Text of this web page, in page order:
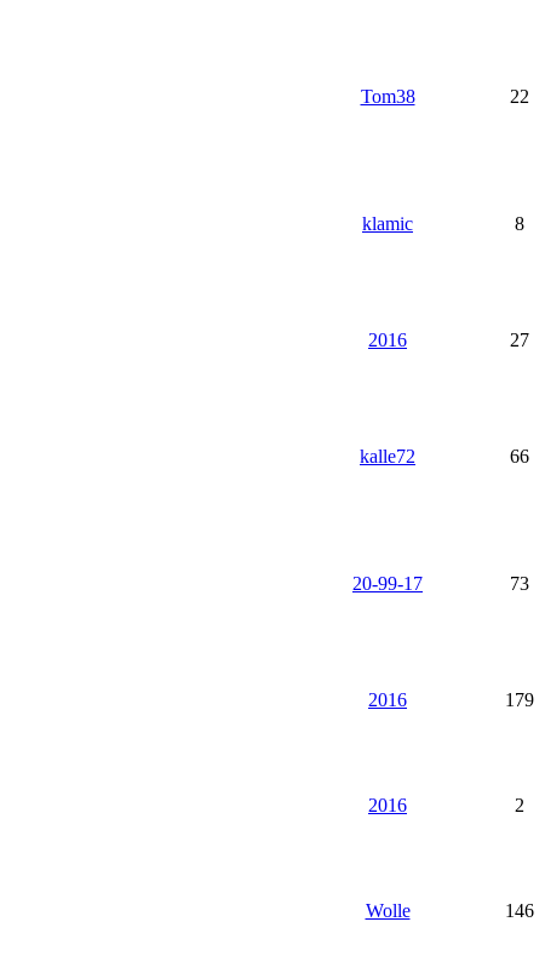
Tom38 22
klamic 8
2016 27
kalle72 66
20-99-17 73
2016 179
2016 2
Wolle 146